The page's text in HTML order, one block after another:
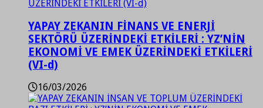
YAPAY ZEKANIN FİNANS VE ENERJİ
SEKTÖRÜ ÜZERİNDEKİ ETKİLERİ : YZ’NİN
EKONOMİ VE EMEK ÜZERİNDEKİ ETKİLERİ
(VI-d)
16/03/2026